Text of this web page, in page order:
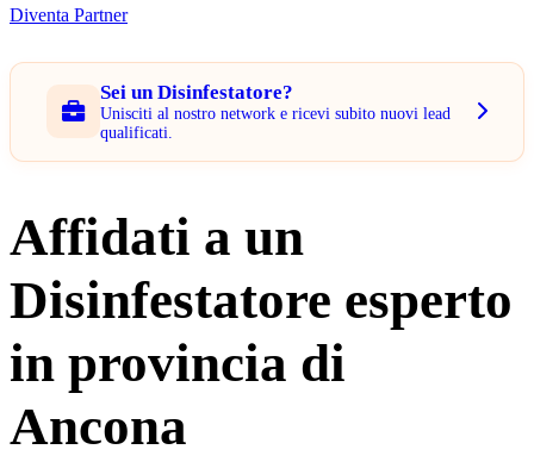
Diventa Partner
Sei un Disinfestatore?
Unisciti al nostro network e ricevi subito nuovi lead
qualificati.
Affidati a un
Disinfestatore esperto
in provincia di
Ancona